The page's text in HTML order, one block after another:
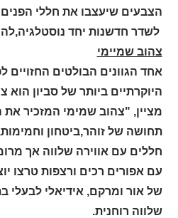
הצבעים שיעצבו את חללי הפנים
לשדר חדשנות יחד
צהוב שמיימי
אחד הגוונים הבולטים החזויים
היוקרתיים ביותר של סביון הוא
מציין, "צהוב שמימי המזכיר
תחושה של זוהר,ביטחון
חללים עם אווירה שלווה אך
עם אפורים רכים ורצפות טרצו
של אור ומרקם, אידיאלי
שלווה רוחנית.